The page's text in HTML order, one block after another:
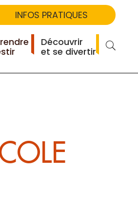
INFOS PRATIQUES
Découvrir
et se divertirRECHERCHER